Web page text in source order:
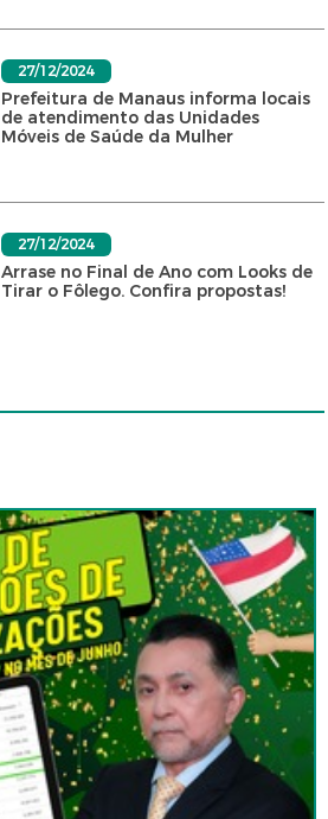
27/12/2024
Prefeitura de Manaus informa locais
de atendimento das Unidades
Móveis de Saúde da Mulher
27/12/2024
Arrase no Final de Ano com Looks de
Tirar o Fôlego. Confira propostas!